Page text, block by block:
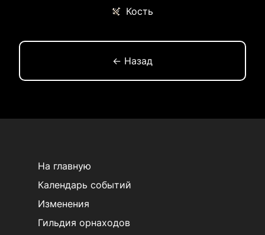
Кость
← Назад
На главную
Календарь событий
Изменения
Гильдия орнаходов